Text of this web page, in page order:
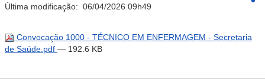
Última modificação: 06/04/2026 09h49
Convocação 1000 - TÉCNICO EM ENFERMAGEM - Secretaria
de Saúde.pdf — 192.6 KB